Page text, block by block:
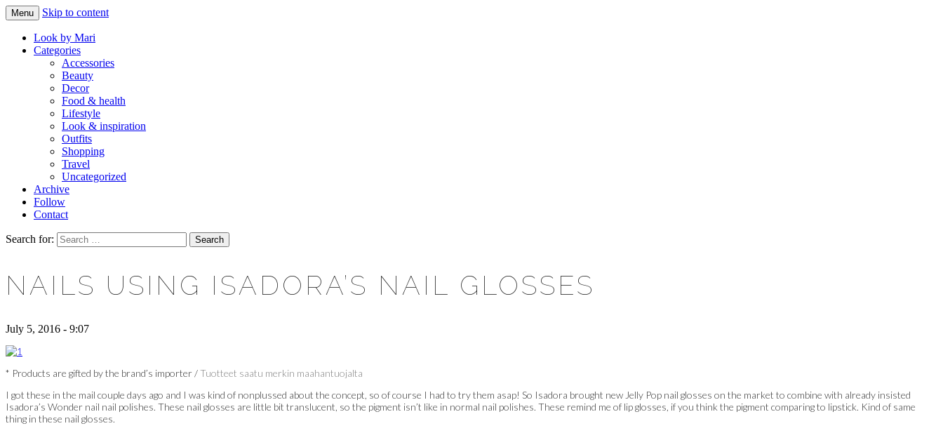
LOOK BY MARI
Makeup & beauty blog
Menu Skip to content
Look by Mari
Categories
Accessories
Beauty
Decor
Food & health
Lifestyle
Look & inspiration
Outfits
Shopping
Travel
Uncategorized
Archive
Follow
Contact
Search for:
NAILS USING ISADORA’S NAIL GLOSSES
July 5, 2016 - 9:07
* Products are gifted by the brand’s importer /Tuotteet saatu merkin maahantuojalta
I got these in the mail couple days ago and I was kind of nonplussed about the concept, so of course I had to try them asap! So Isadora brought new Jelly Pop nail glosses on the market to combine with already insisted
Isadora’s Wonder nail nail polishes. These nail glosses are little bit translucent, so the pigment isn’t like in normal nail polishes. These remind me of lip glosses, if you think the pigment comparing to lipstick. Kind of same
thing in these nail glosses.